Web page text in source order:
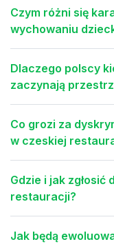
Czym różni się
wychowaniu
Dlaczego polscy
zaczynają
Co grozi za
w czeskiej
Gdzie i jak
restauracji?
Jak będą